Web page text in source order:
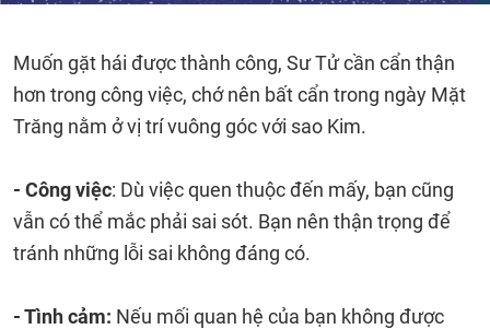
Muốn gặt hái được thành công, Sư Tử cần cẩn thận
hơn trong công việc, chớ nên bất cẩn trong ngày Mặt
Trăng nằm ở vị trí vuông góc với sao Kim.
- Công việc: Dù việc quen thuộc đến mấy, bạn cũng
vẫn có thể mắc phải sai sót. Bạn nên thận trọng để
tránh những lỗi sai không đáng có.
- Tình cảm: Nếu mối quan hệ của bạn không được